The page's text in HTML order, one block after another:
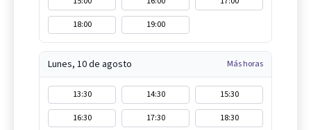
18:00
19:00
Lunes, 10 de agosto Más horas
13:30 14:30
15:30
16:30
17:30 18:30